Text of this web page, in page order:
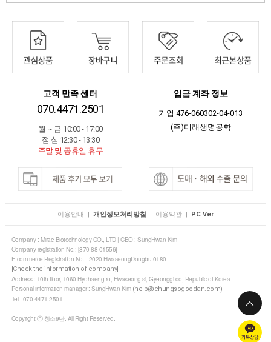
고객 만족 센터
070.4471.2501
월 ~ 금 10:00 - 17:00
점 심 12:30 - 13:30
주말 및 공휴일 휴무
입금 계좌 정보
기업 476-060302-04-013
(주)미래생명공학
이용안내 개인정보처리방침 이용약관 PC Ver
Company : Mirae Biotechnology CO., LTD | CEO : SungHwan Kim
Company registration No.: [870-88-01556]
E-commerce Registration No. : 2020-HwaseongDongbu-0180
[Check the information of company]
Address : 10th floor, 1060 Hyohaeng-ro, Hwaseong-si, Gyeonggi-do, Republic of Korea
Personal information manager : SungHwan Kim (help@chungsogoodan.com)
Tel : 070-4471-2501
Copyright ⓒ 청소9단. All Right Reserved.